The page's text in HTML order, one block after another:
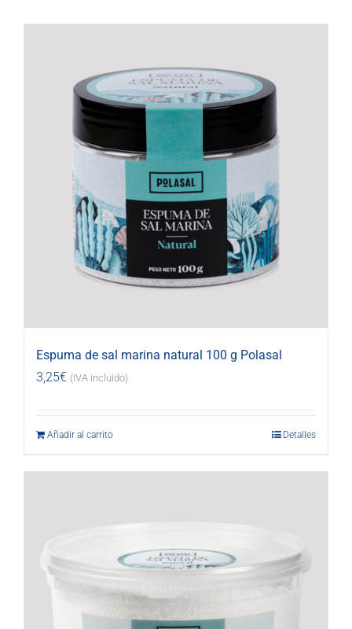
Espuma de sal marina natural 100 g Polasal
3,25€ (IVA incluido)
Añadir al carrito Detalles